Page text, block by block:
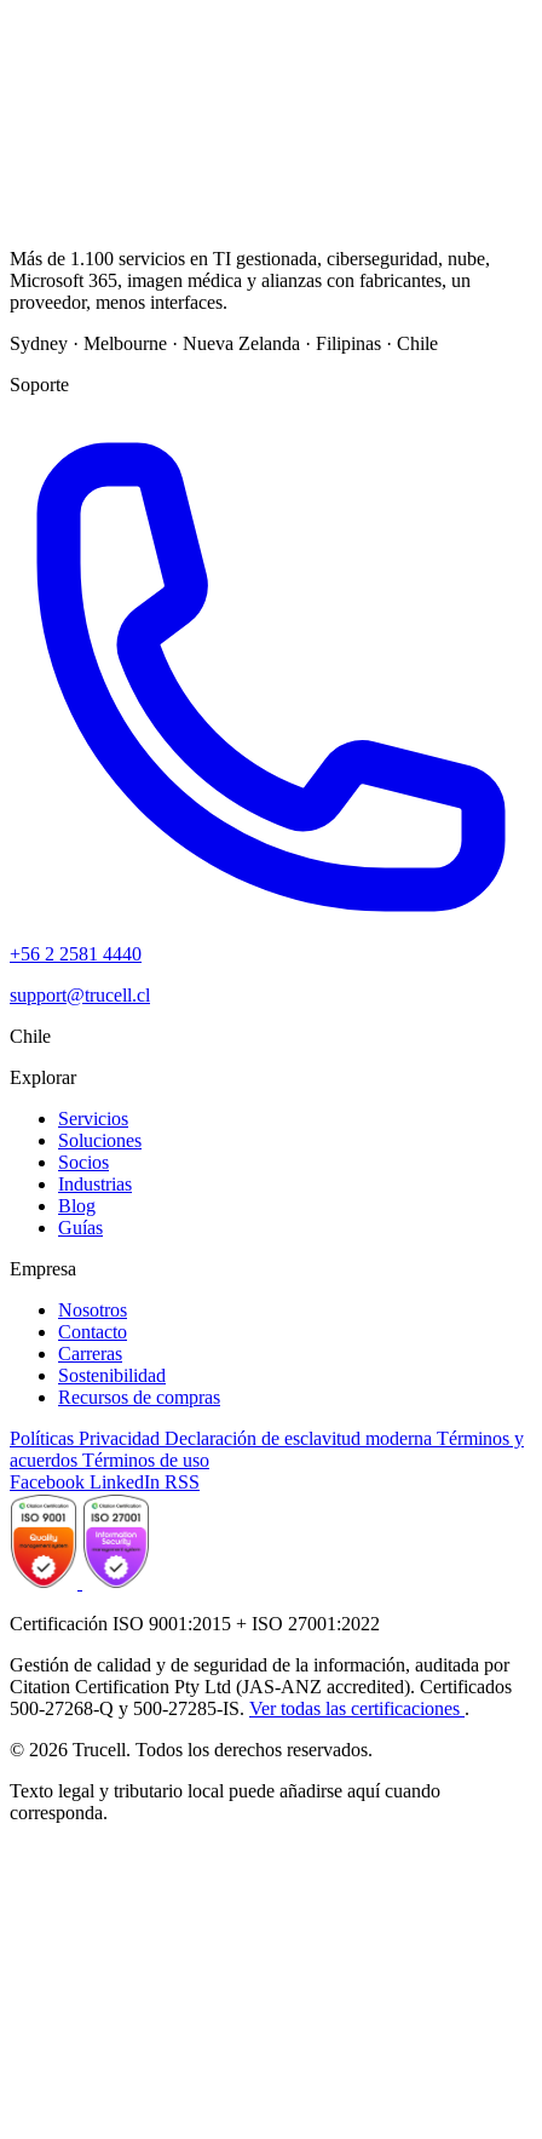
Más de 1.100 servicios en TI gestionada, ciberseguridad, nube,
Microsoft 365, imagen médica y alianzas con fabricantes, un
proveedor, menos interfaces.
Sydney · Melbourne · Nueva Zelanda · Filipinas · Chile
Soporte
+56 2 2581 4440
support@trucell.cl
Chile
Explorar
Servicios
Soluciones
Socios
Industrias
Blog
Guías
Empresa
Nosotros
Contacto
Carreras
Sostenibilidad
Recursos de compras
Políticas Privacidad Declaración de esclavitud moderna Términos y
acuerdos Términos de uso
Facebook LinkedIn RSS
Certificación ISO 9001:2015 + ISO 27001:2022
Gestión de calidad y de seguridad de la información, auditada por
Citation Certification Pty Ltd (JAS-ANZ accredited). Certificados
500-27268-Q y 500-27285-IS. Ver todas las certificaciones .
© 2026 Trucell. Todos los derechos reservados.
Texto legal y tributario local puede añadirse aquí cuando
corresponda.